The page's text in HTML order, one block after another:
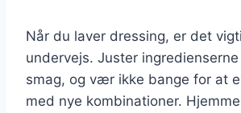
Når du laver dressing, er det
undervejs. Juster
smag, og vær ikke bange for at
med nye kombinationer.